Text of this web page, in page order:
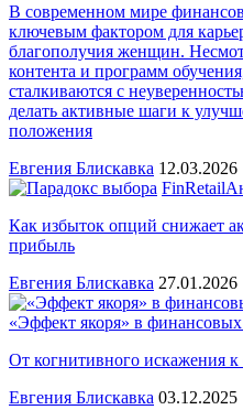
В современном мире
ключевым фактором для
благополучия женщин.
контента и программ
сталкиваются с
делать активные шаги к
положения
Евгения Блискавка 12.03.2026
FinRetail
Как избыток опций снижает
прибыль
Евгения Блискавка 27.01.2026
«Эффект якоря» в финансовых
От когнитивного искажения к
Евгения Блискавка 03.12.2025